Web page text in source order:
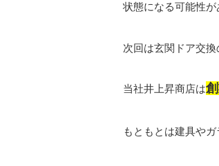
状態になる可能性が
次回は玄関ドア交換
当社井上昇商店は
もともとは建具や